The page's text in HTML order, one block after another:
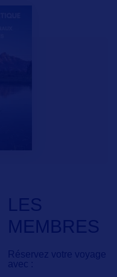
LES
MEMBRES
Réservez votre voyage
avec :